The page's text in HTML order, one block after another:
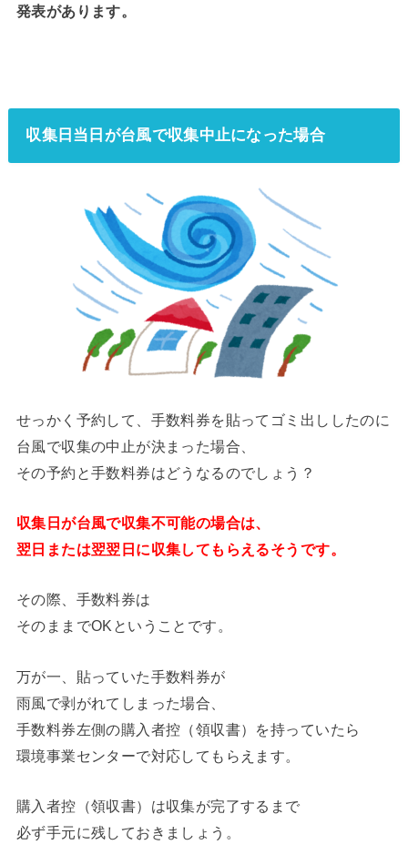
発表があります。
収集日当日が台風で収集中止になった場合
せっかく予約して、手数料券を貼ってゴミ出ししたのに
台風で収集の中止が決まった場合、
その予約と手数料券はどうなるのでしょう？
収集日が台風で収集不可能の場合は、
翌日または翌翌日に収集してもらえるそうです。
その際、手数料券は
そのままでOKということです。
万が一、貼っていた手数料券が
雨風で剥がれてしまった場合、
手数料券左側の購入者控（領収書）を持っていたら
環境事業センターで対応してもらえます。
購入者控（領収書）は収集が完了するまで
必ず手元に残しておきましょう。